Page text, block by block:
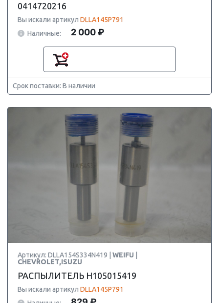
0414720216
Вы искали артикул DLLA145P791
Наличные:
2 000 ₽
Срок поставки: В наличии
Артикул: DLLA154S334N419 | WEIFU
CHEVROLET,ISUZU
РАСПЫЛИТЕЛЬ H105015419
Вы искали артикул DLLA145P791